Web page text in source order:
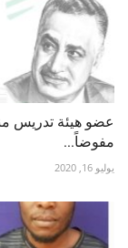
عضو هيئة تدريس
مفوضاً...
يوليو 16, 2020